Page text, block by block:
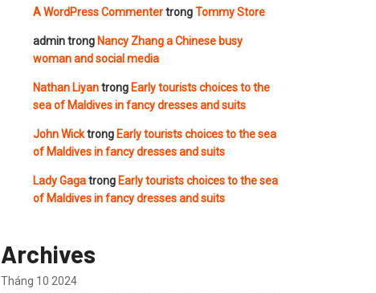
A WordPress CommentertrongTommy Store
admintrong Nancy Zhang a Chinese busy
woman and social media
Nathan Liyantrong Early tourists choices to the
sea of Maldives in fancy dresses and suits
John Wicktrong Early tourists choices to the sea
of Maldives in fancy dresses and suits
Lady Gagatrong Early tourists choices to the sea
of Maldives in fancy dresses and suits
Archives
Tháng 10 2024